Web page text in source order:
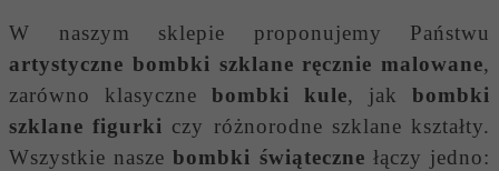
W naszym sklepie proponujemy Państwu
artystyczne bombki szklane ręcznie malowane,
zarówno klasyczne bombki kule, jak bombki
szklane figurki czy różnorodne szklane kształty.
Wszystkie naszebombki świąteczne łączy jedno: